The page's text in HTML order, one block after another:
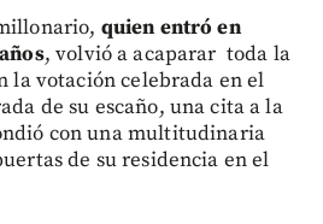
quien entró en
, volvió a acaparar toda la
la votación celebrada en el
de su escaño, una cita a la
con una multitudinaria
de su residencia en el